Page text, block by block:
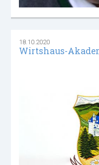
18.10.2020
Wirtshaus-